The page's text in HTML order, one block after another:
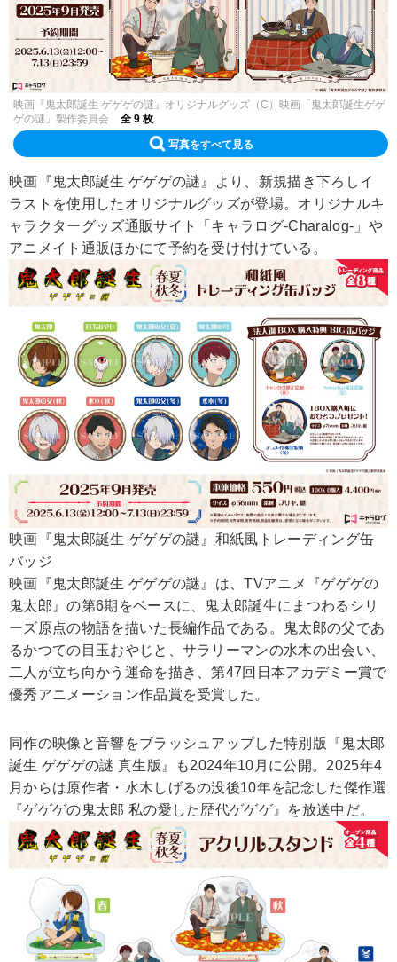
映画『鬼太郎誕生 ゲゲゲの謎』オリジナルグッズ（C）映画「鬼太郎誕生ゲゲ
ゲの謎」製作委員会
全 9 枚
写真をすべて見る
映画『鬼太郎誕生 ゲゲゲの謎』より、新規描き下ろしイ
ラストを使用したオリジナルグッズが登場。オリジナルキ
ャラクターグッズ通販サイト「キャラログ-Charalog-」や
アニメイト通販ほかにて予約を受け付けている。
映画『鬼太郎誕生 ゲゲゲの謎』和紙風トレーディング缶
バッジ
映画『鬼太郎誕生 ゲゲゲの謎』は、TVアニメ『ゲゲゲの
鬼太郎』の第6期をベースに、鬼太郎誕生にまつわるシリ
ーズ原点の物語を描いた長編作品である。鬼太郎の父であ
るかつての目玉おやじと、サラリーマンの水木の出会い、
二人が立ち向かう運命を描き、第47回日本アカデミー賞で
優秀アニメーション作品賞を受賞した。
同作の映像と音響をブラッシュアップした特別版『鬼太郎
誕生 ゲゲゲの謎 真生版』も2024年10月に公開。2025年4
月からは原作者・水木しげるの没後10年を記念した傑作選
『ゲゲゲの鬼太郎 私の愛した歴代ゲゲゲ』を放送中だ。